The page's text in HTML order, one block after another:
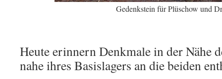
Gedenkstein für Plüschow und
Heute erinnern Denkmale in der Nähe
nahe ihres Basislagers an die beiden